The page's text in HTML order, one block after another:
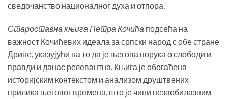
сведочанство националног духа и отпора.
Староставна књига Петра Кочића подсећа на
важност Кочићевих идеала за српски народ с обе стране
Дрине, указујући на то да је његова порука о слободи и
правди и данас релевантна. Књига је обогаћена
историјским контекстом и анализом друштвених
прилика његовог времена, што је чини незаобилазним